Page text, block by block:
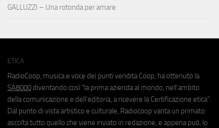
GALLUZZI – Una rotonda per amare
ETICA
RadioCoop, musica e voce dei punti vendita Coop, ha ottenuto la
SA8000 diventando così "la prima azienda al mondo, nell'ambito
della comunicazione e dell'editoria, a ricevere la Certificazione etica".
Dal punto di vista artistico e culturale, Radiocoop vanta un primato:
ascolta tutto quello che viene inviato in redazione, e appena può, lo